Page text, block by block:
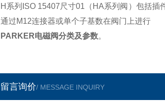
H系列ISO 15407尺寸01（HA系列阀）包括插
通过M12连接器或单个子基数在阀门上进行
PARKER电磁阀分类及参数。
留言询价/ MESSAGE INQUIRY